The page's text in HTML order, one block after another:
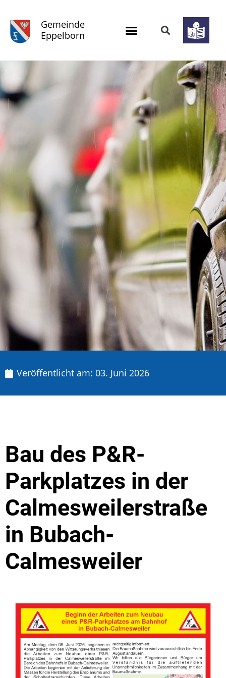
Gemeinde
Eppelborn
Veröffentlicht am: 03. Juni 2026
Bau des P&R-
Parkplatzes in der
Calmesweilerstraße
in Bubach-
Calmesweiler